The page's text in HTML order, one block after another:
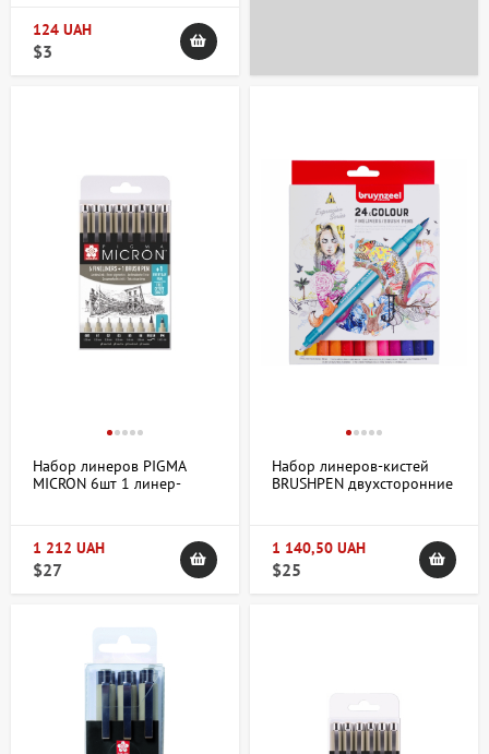
124 UAH
$3
Набор линеров PIGMA
MICRON 6шт 1 линер-
1 212 UAH
$27
Набор линеров-кистей
BRUSHPEN двухсторонние
1 140,50 UAH
$25